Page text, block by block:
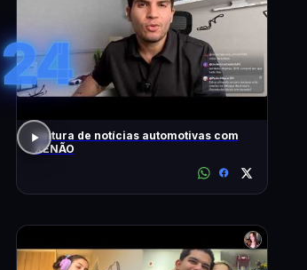
24
Leitura de notícias automotivas com
XENÃO